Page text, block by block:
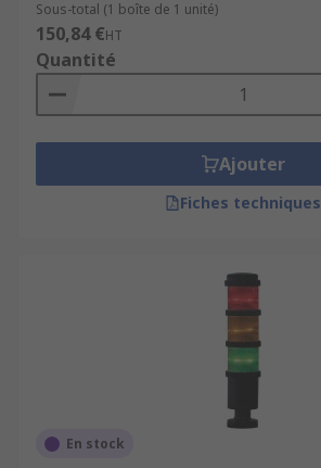
Sous-total (1 boîte de 1 unité)
150,84 €HT
Quantité
Ajouter
Fiches techniques
En stock